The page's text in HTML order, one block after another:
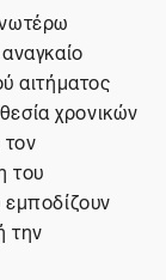
αιτήματος
χρονικών
του
την